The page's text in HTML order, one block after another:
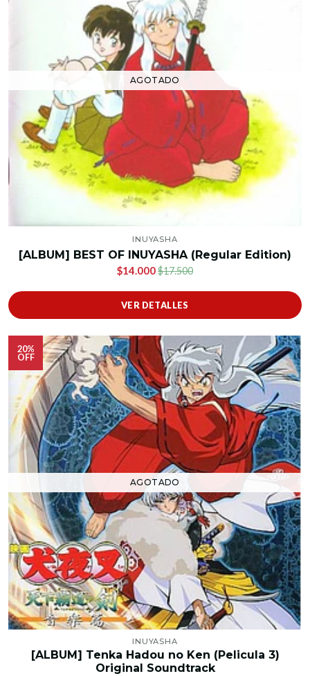
AGOTADO
INUYASHA
[ALBUM] BEST OF INUYASHA (Regular Edition)
$14.000$17.500
VER DETALLES
20%
OFF
AGOTADO
INUYASHA
[ALBUM] Tenka Hadou no Ken (Pelicula 3)
Original Soundtrack